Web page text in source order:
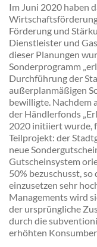
Im Juni 2020 haben
Förderung und
Dienstleister und
dieser Planungen
Sonderprogramm
Durchführung der
außerplanmäßigen
bewilligte. Nachdem
der Händlerfonds
2020 initiiert wurde,
Teilprojekt: der
neue
Gutscheinsystem
50% bezuschusst,
einzusetzen sehr
Managements wird
der ursprüngliche
durch die
erhöhten